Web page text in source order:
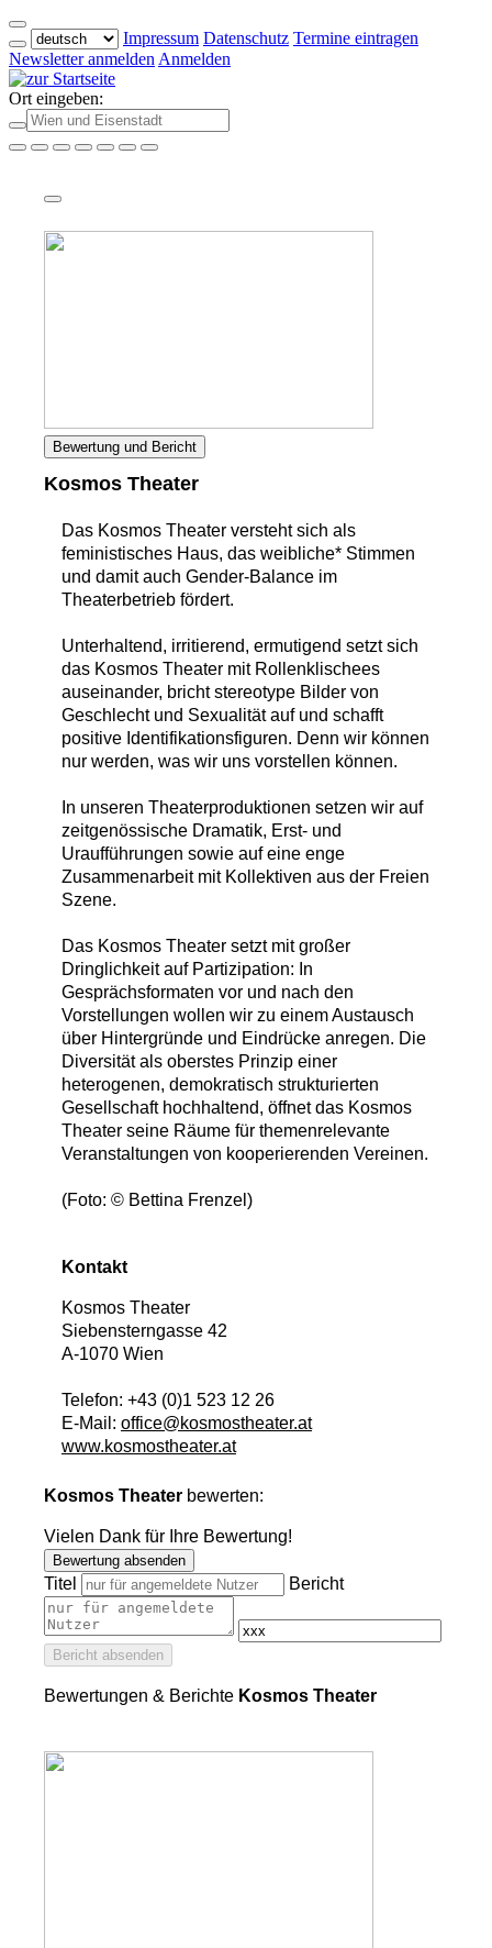
Impressum Datenschutz Termine eintragen
Newsletter anmelden Anmelden
Ort eingeben:
Bewertung und Bericht
Kosmos Theater
Das Kosmos Theater versteht sich als
feministisches Haus, das weibliche* Stimmen
und damit auch Gender-Balance im
Theaterbetrieb fördert.
Unterhaltend, irritierend, ermutigend setzt sich
das Kosmos Theater mit Rollenklischees
auseinander, bricht stereotype Bilder von
Geschlecht und Sexualität auf und schafft
positive Identifikationsfiguren. Denn wir können
nur werden, was wir uns vorstellen können.
In unseren Theaterproduktionen setzen wir auf
zeitgenössische Dramatik, Erst- und
Uraufführungen sowie auf eine enge
Zusammenarbeit mit Kollektiven aus der Freien
Szene.
Das Kosmos Theater setzt mit großer
Dringlichkeit auf Partizipation: In
Gesprächsformaten vor und nach den
Vorstellungen wollen wir zu einem Austausch
über Hintergründe und Eindrücke anregen. Die
Diversität als oberstes Prinzip einer
heterogenen, demokratisch strukturierten
Gesellschaft hochhaltend, öffnet das Kosmos
Theater seine Räume für themenrelevante
Veranstaltungen von kooperierenden Vereinen.
(Foto: © Bettina Frenzel)
Kontakt
Kosmos Theater
Siebensterngasse 42
A-1070 Wien
Telefon: +43 (0)1 523 12 26
E-Mail: office@kosmostheater.at
www.kosmostheater.at
Kosmos Theater bewerten:
Vielen Dank für Ihre Bewertung!
Bewertung absenden
Titel Bericht
Bericht absenden
Bewertungen & Berichte Kosmos Theater